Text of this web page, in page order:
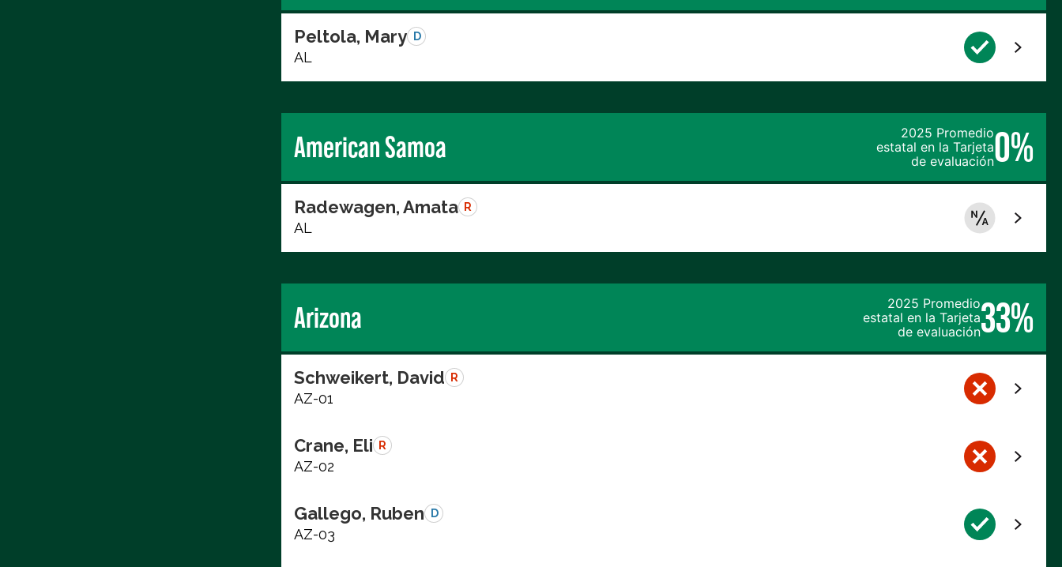
Peltola, Mary D
AL
American Samoa
2025 Promedio
estatal en la Tarjeta
de evaluación0%
Radewagen, Amata R
AL
Arizona
2025 Promedio
estatal en la Tarjeta
de evaluación33%
Schweikert, David R
AZ-01
Crane, Eli R
AZ-02
Gallego, Ruben D
AZ-03